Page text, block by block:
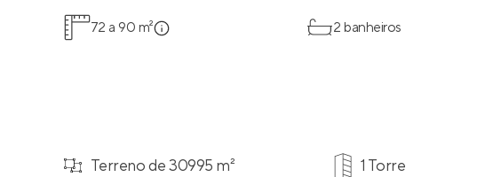
72 a 90 m² 2 banheiros
Terreno de 30995 m² 1 Torre